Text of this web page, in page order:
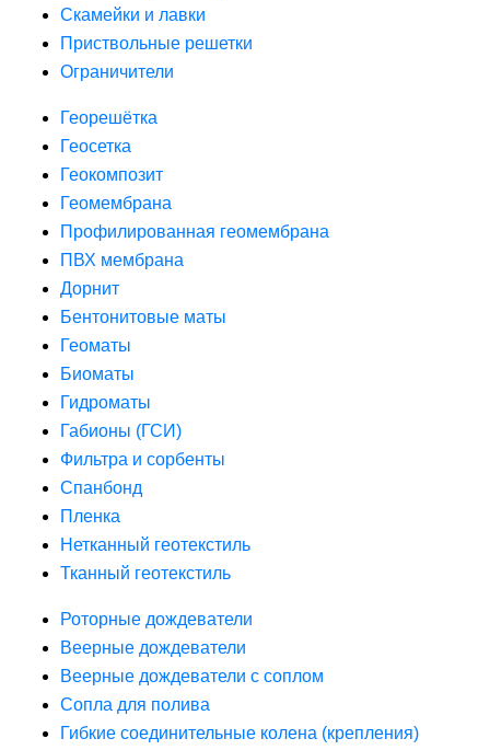
Скамейки и лавки
Приствольные решетки
Ограничители
Георешётка
Геосетка
Геокомпозит
Геомембрана
Профилированная геомембрана
ПВХ мембрана
Дорнит
Бентонитовые маты
Геоматы
Биоматы
Гидроматы
Габионы (ГСИ)
Фильтра и сорбенты
Спанбонд
Пленка
Нетканный геотекстиль
Тканный геотекстиль
Роторные дождеватели
Веерные дождеватели
Веерные дождеватели с соплом
Сопла для полива
Гибкие соединительные колена (крепления)